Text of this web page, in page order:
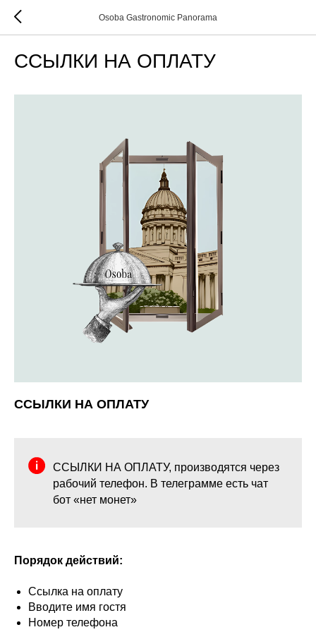
Osoba Gastronomic Panorama
ССЫЛКИ НА ОПЛАТУ
ССЫЛКИ НА ОПЛАТУ
ССЫЛКИ НА ОПЛАТУ, производятся через
рабочий телефон. В телеграмме есть чат
бот «нет монет»
Порядок действий:
Ссылка на оплату
Вводите имя гостя
Номер телефона